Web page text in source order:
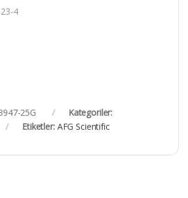
4
25G
Kategoriler:
Etiketler: AFG Scientific